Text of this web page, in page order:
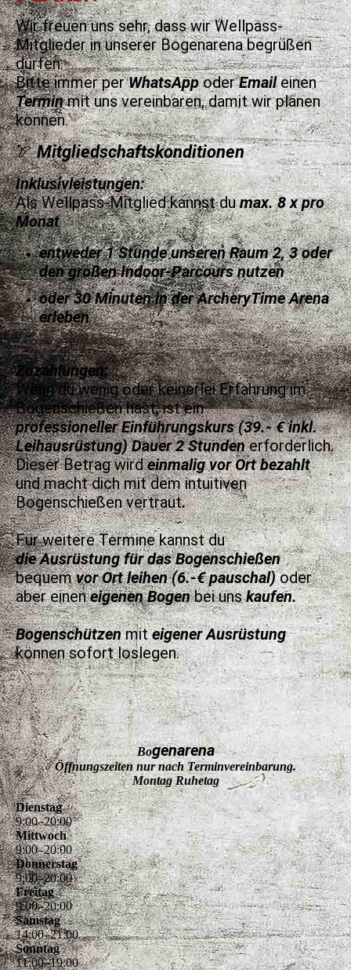
Wir freuen uns sehr, dass wir Wellpass-
Mitglieder in unserer Bogenarena begrüßen
dürfen.
Bitte immer perWhatsAppoderEmaileinen
Terminmit uns vereinbaren, damit wir planen
können.
🏹 Mitgliedschaftskonditionen
Inklusivleistungen:
Als Wellpass-Mitglied kannst dumax. 8 x pro
Monat
entweder 1 Stunde unseren Raum 2, 3 oder
den großen Indoor-Parcours nutzen
oder 30 Minuten in der ArcheryTime Arena
erleben
Zuzahlungen:
Wenn du wenig oder keinerlei Erfahrung im
Bogenschießen hast, ist ein
professionellerEinführungskurs (39.- € inkl.
Leihausrüstung) Dauer 2 Stunden erforderlich.
Dieser Betrag wirdeinmalig vor Ort bezahlt
und macht dich mit dem intuitiven
Bogenschießen vertraut.
Für weitere Termine kannst du
dieAusrüstung für das Bogenschießen
bequemvor Ort leihen (6.-€ pauschal)oder
aber eineneigenen Bogenbei unskaufen.
Bogenschützenmiteigener Ausrüstung
können sofort loslegen.
Bogenarena
Öffnungszeiten nur nach Terminvereinbarung.
Montag Ruhetag
Dienstag
9:00–20:00
Mittwoch
9:00–20:00
Donnerstag
9:00–20:00
Freitag
9:00–20:00
Samstag
14:00–21:00
Sonntag
11:00–19:00